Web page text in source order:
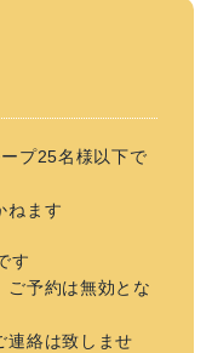
プ25名様以下で
ねます
す
ご予約は無効とな
連絡は致しませ